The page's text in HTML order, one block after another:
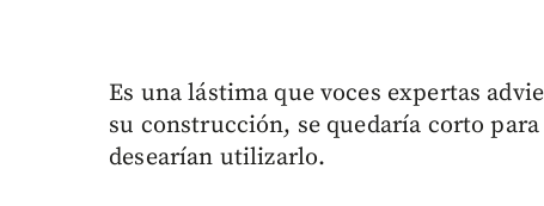
Es una lástima que voces expertas
su construcción, se quedaría corto
desearían utilizarlo.